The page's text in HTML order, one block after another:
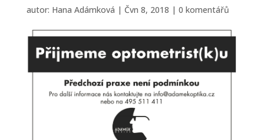
autor: Hana Adámková | Čvn 8, 2018 | 0 komentářů